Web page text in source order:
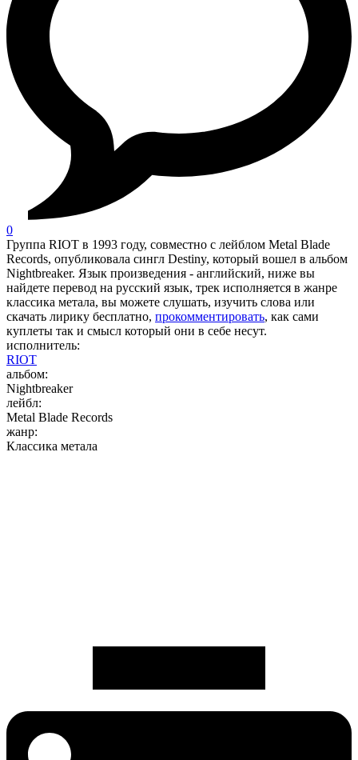
0
Группа RIOT в 1993 году, совместно с лейблом Metal Blade
Records, опубликовала сингл Destiny, который вошел в альбом
Nightbreaker. Язык произведения - английский, ниже вы
найдете перевод на русский язык, трек исполняется в жанре
классика метала, вы можете слушать, изучить слова или
скачать лирику бесплатно, прокомментировать, как сами
куплеты так и смысл который они в себе несут.
исполнитель:
RIOT
альбом:
Nightbreaker
лейбл:
Metal Blade Records
жанр:
Классика метала